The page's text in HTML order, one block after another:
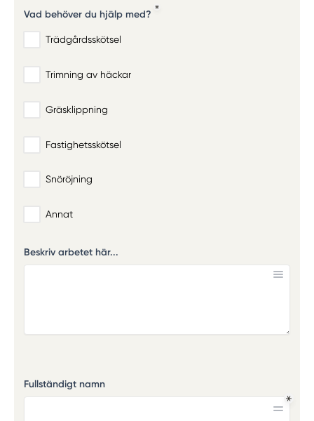
Vad behöver du hjälp med?
Trädgårdsskötsel
Trimning av häckar
Gräsklippning
Fastighetsskötsel
Snöröjning
Annat
Beskriv arbetet här...
Fullständigt namn